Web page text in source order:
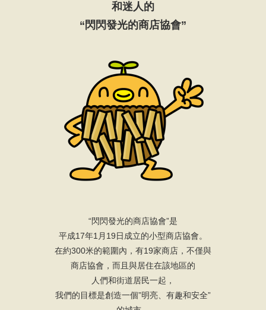
和迷人的
“閃閃發光的商店協會”
“閃閃發光的商店協會”是
平成17年1月19日成立的小型商店協會。
在約300米的範圍內，有19家商店，不僅與
商店協會，而且與居住在該地區的
人們和街道居民一起，
我們的目標是創造一個”明亮、有趣和安全”